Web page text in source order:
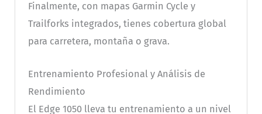
Finalmente, con mapas Garmin Cycle y
Trailforks integrados, tienes cobertura global
para carretera, montaña o grava.
Entrenamiento Profesional y Análisis de
Rendimiento
El Edge 1050 lleva tu entrenamiento a un nivel